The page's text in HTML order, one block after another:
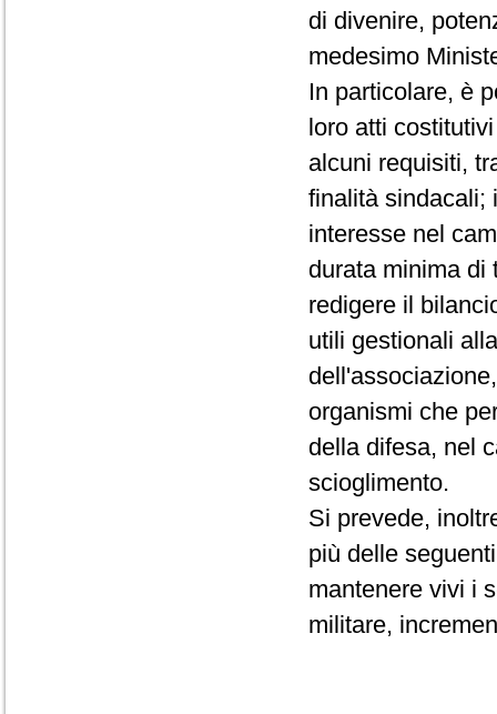
di divenire,
medesimo
In particolare, è
loro atti
alcuni requisiti,
finalità sindacali;
interesse nel
durata minima di
redigere il
utili gestionali
organismi che
della difesa, nel
scioglimento.
Si prevede,
più delle
mantenere vivi i
militare,